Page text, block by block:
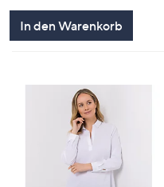
In den Warenkorb